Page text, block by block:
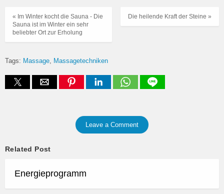
Die heilende Kraft der Steine »
« Im Winter kocht die Sauna - Die
Sauna ist im Winter ein sehr
beliebter Ort zur Erholung
Tags: Massage Massagetechniken
Leave a Comment
Related Post
Energieprogramm